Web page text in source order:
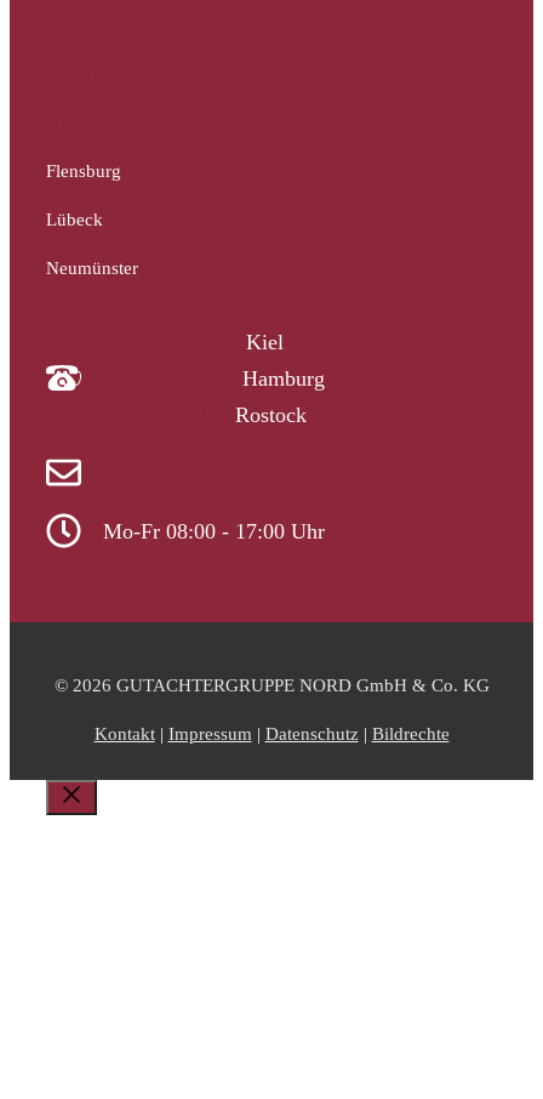
Flensburg
Lübeck
Neumünster
Kiel
Hamburg
Rostock
Mo-Fr 08:00 - 17:00 Uhr
© 2026 GUTACHTERGRUPPE NORD GmbH & Co. KG
Kontakt| Impressum | Datenschutz| Bildrechte
Schließen